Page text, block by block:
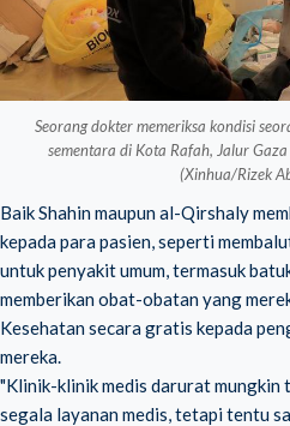
Seorang dokter memeriksa kondisi
sementara di Kota Rafah, Jalur
(Xinhua/Rizek
Baik Shahin maupun al-Qirshaly
kepada para pasien, seperti
untuk penyakit umum, termasuk
memberikan obat-obatan yang
Kesehatan secara gratis kepada
mereka.
"Klinik-klinik medis darurat mungkin
segala layanan medis, tetapi tentu